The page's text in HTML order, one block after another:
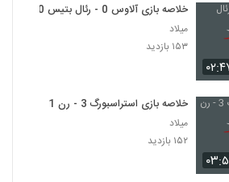
خلاصه بازی آلاوس 0 - رئال بتیس 0
میلاد
۱۵۳ بازدید
خلاصه بازی استراسبورگ 3 - رن 1
میلاد
۱۵۲ بازدید